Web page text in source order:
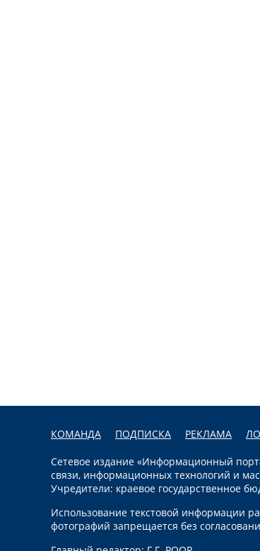
КОМАНДА ПОДПИСКА РЕКЛАМА
Сетевое издание «Информационный
связи, информационных технологий и
Учредители: краевое государственное
Использование текстовой информации
фотографий запрещается без